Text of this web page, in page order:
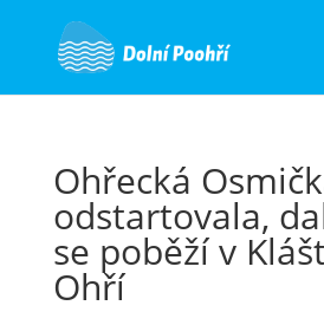
Ohřecká
odstartovala,
se poběží v
Ohří